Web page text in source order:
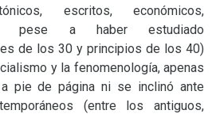
escritos, económicos,
pese a haber estudiado
de los 30 y principios de los 40)
y la fenomenología, apenas
pie de página ni se inclinó ante
(entre los antiguos,